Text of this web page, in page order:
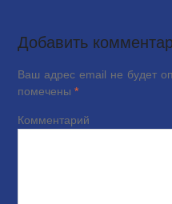
Добавить
Ваш адрес email не будет
помечены *